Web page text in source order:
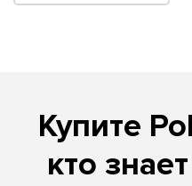
Купите
кто